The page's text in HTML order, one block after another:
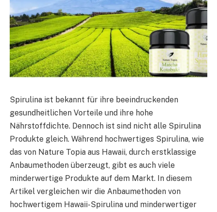
Spirulina ist bekannt für ihre beeindruckenden
gesundheitlichen Vorteile und ihre hohe
Nährstoffdichte. Dennoch ist sind nicht alle Spirulina
Produkte gleich. Während hochwertiges Spirulina, wie
das von Nature Topia aus Hawaii, durch erstklassige
Anbaumethoden überzeugt, gibt es auch viele
minderwertige Produkte auf dem Markt. In diesem
Artikel vergleichen wir die Anbaumethoden von
hochwertigem Hawaii-Spirulina und minderwertiger